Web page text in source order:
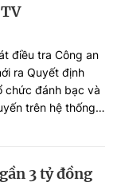
lý, không bảo
toàn thực phẩm.
điều tra Công an
ra Quyết định
chức đánh bạc và
trên hệ thống
chức đánh bạc
3 tỷ đồng